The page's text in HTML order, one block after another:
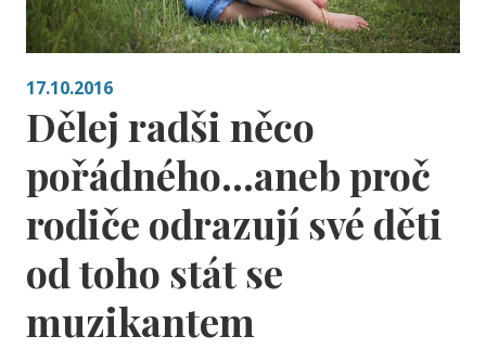
17.10.2016
Dělej radši něco
pořádného…aneb proč
rodiče odrazují své děti
od toho stát se
muzikantem